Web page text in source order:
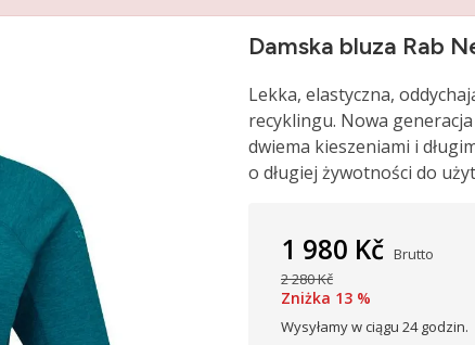
Damska bluza Rab
Lekka, elastyczna,
recyklingu. Nowa
dwiema kieszeniami i
o długiej żywotności do
1 980 Kč Brutto
2 280 Kč
Zniżka 13 %
Wysyłamy w ciągu 24 godzin.